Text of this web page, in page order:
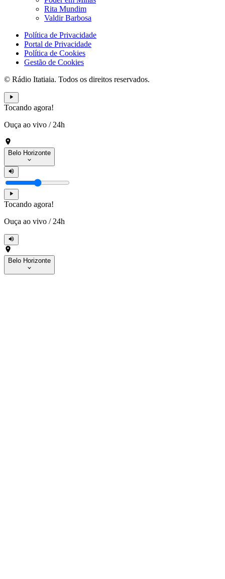
Rita Mundim
Valdir Barbosa
Política de Privacidade
Portal de Privacidade
Política de Cookies
Gestão de Cookies
© Rádio Itatiaia. Todos os direitos reservados.
Tocando agora!
Ouça ao vivo / 24h
Belo Horizonte
Tocando agora!
Ouça ao vivo / 24h
Belo Horizonte